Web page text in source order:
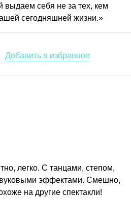
выдаем себя не за тех, кем
сегодняшней жизни.»
легко. С танцами, степом,
эффектами. Смешно,
на другие спектакли!